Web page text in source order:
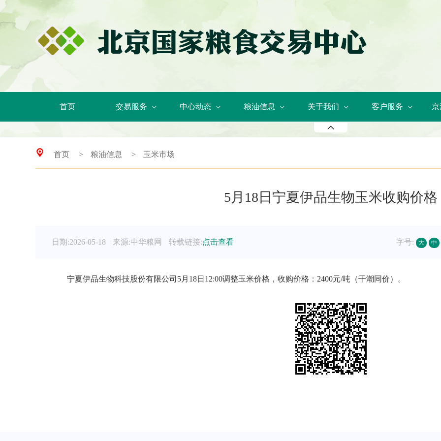
首页 交易服务 中心动态 粮油信息 关于我们 客户服务 京
首页 > 粮油信息 > 玉米市场
5月18日宁夏伊品生物玉米收购价格
日期:2026-05-18 来源:中华粮网 转载链接:点击查看 字号: 大 中
宁夏伊品生物科技股份有限公司5月18日12:00调整玉米价格，收购价格：2400元/吨（干潮同价）。